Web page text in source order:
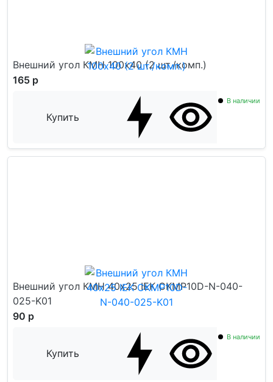
Внешний угол КМН 100х40 (2 шт./комп.)
165 р
Купить
В наличии
Внешний угол КМН 40х25 IEK CKMP10D-N-040-
025-K01
90 р
Купить
В наличии